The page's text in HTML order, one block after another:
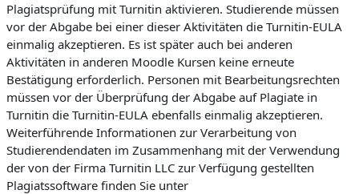
Plagiatsprüfung mit Turnitin aktivieren. Studierende müssen
vor der Abgabe bei einer dieser Aktivitäten die Turnitin-EULA
einmalig akzeptieren. Es ist später auch bei anderen
Aktivitäten in anderen Moodle Kursen keine erneute
Bestätigung erforderlich. Personen mit Bearbeitungsrechten
müssen vor der Überprüfung der Abgabe auf Plagiate in
Turnitin die Turnitin-EULA ebenfalls einmalig akzeptieren.
Weiterführende Informationen zur Verarbeitung von
Studierendendaten im Zusammenhang mit der Verwendung
der von der Firma Turnitin LLC zur Verfügung gestellten
Plagiatssoftware finden Sie unter